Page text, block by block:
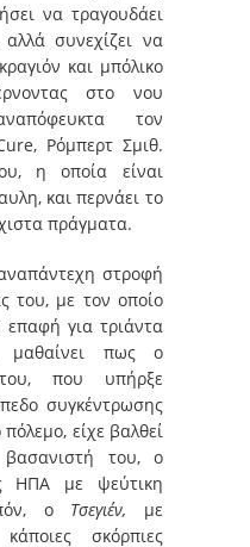
να τραγουδάει
συνεχίζει να
και μπόλικο
στο νου
τον
Ρόμπερτ Σμιθ.
η οποία είναι
και περνάει το
πράγματα.
στροφή
του, με τον οποίο
επαφή για τριάντα
μαθαίνει πως ο
που υπήρξε
συγκέντρωσης
είχε βαλθεί
του, ο
ΗΠΑ με ψεύτικη
ο Τσεγιέν, με
σκόρπιες